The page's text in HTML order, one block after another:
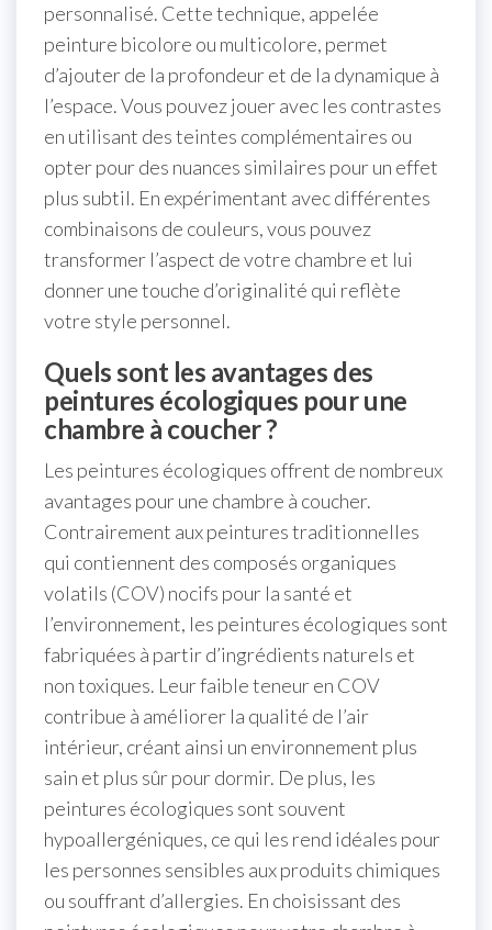
personnalisé. Cette technique, appelée
peinture bicolore ou multicolore, permet
d’ajouter de la profondeur et de la dynamique à
l’espace. Vous pouvez jouer avec les contrastes
en utilisant des teintes complémentaires ou
opter pour des nuances similaires pour un effet
plus subtil. En expérimentant avec différentes
combinaisons de couleurs, vous pouvez
transformer l’aspect de votre chambre et lui
donner une touche d’originalité qui reflète
votre style personnel.
Quels sont les avantages des
peintures écologiques pour une
chambre à coucher ?
Les peintures écologiques offrent de nombreux
avantages pour une chambre à coucher.
Contrairement aux peintures traditionnelles
qui contiennent des composés organiques
volatils (COV) nocifs pour la santé et
l’environnement, les peintures écologiques sont
fabriquées à partir d’ingrédients naturels et
non toxiques. Leur faible teneur en COV
contribue à améliorer la qualité de l’air
intérieur, créant ainsi un environnement plus
sain et plus sûr pour dormir. De plus, les
peintures écologiques sont souvent
hypoallergéniques, ce qui les rend idéales pour
les personnes sensibles aux produits chimiques
ou souffrant d’allergies. En choisissant des